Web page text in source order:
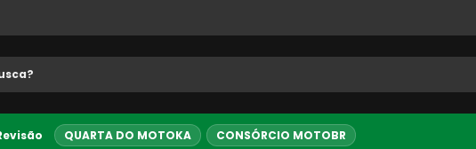
buscados
QUARTA DO MOTOKA CONSÓRCIO MOTOBR
Até 10x sem juros 5% OFF no PIX